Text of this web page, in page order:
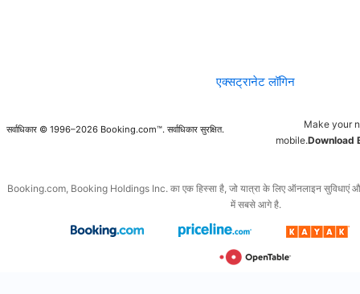
एक्सट्रानेट लॉगिन
सर्वाधिकार © 1996–2026 Booking.com™. सर्वाधिकार सुरक्षित.
Make your
mobile.Download
Booking.com, Booking Holdings Inc. का एक हिस्सा है, जो यात्रा के लिए ऑनलाइन सुविधाएं
में सबसे आगे है.